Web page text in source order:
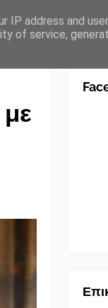
IP address and
of service,